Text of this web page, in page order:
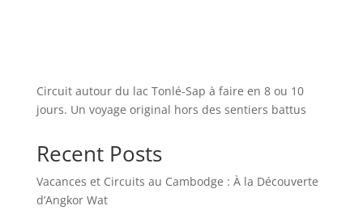
Circuit autour du lac Tonlé-Sap à faire en 8 ou 10
jours. Un voyage original hors des sentiers battus
Recent Posts
Vacances et Circuits au Cambodge : À la Découverte
d’Angkor Wat